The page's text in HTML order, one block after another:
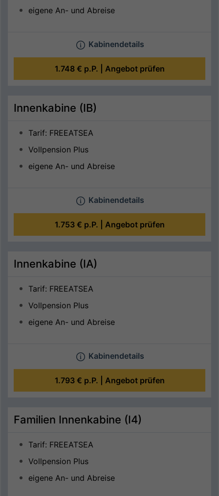
eigene An- und Abreise
Kabinendetails
1.748 € p.P. | Angebot prüfen
Innenkabine (IB)
Tarif: FREEATSEA
Vollpension Plus
eigene An- und Abreise
Kabinendetails
1.753 € p.P. | Angebot prüfen
Innenkabine (IA)
Tarif: FREEATSEA
Vollpension Plus
eigene An- und Abreise
Kabinendetails
1.793 € p.P. | Angebot prüfen
Familien Innenkabine (I4)
Tarif: FREEATSEA
Vollpension Plus
eigene An- und Abreise